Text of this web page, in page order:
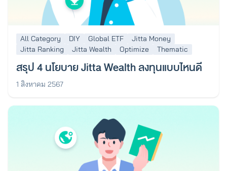
All Category DIY Global ETF
Jitta Money
Jitta Ranking
Jitta Wealth Optimize Thematic
สรุป 4 นโยบาย Jitta Wealth ลงทุนแบบไหนดี
1 สิงหาคม 2567